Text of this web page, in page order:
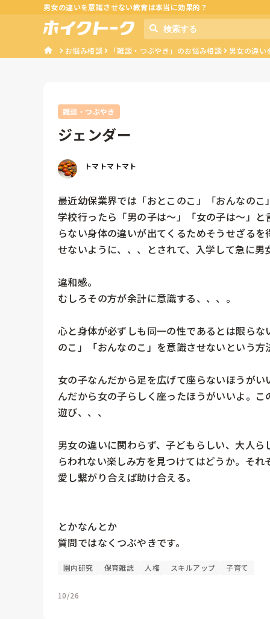
男女の違いを意識させない教育は本当に効果的？
お悩み相談 「雑談・つぶやき」のお悩み相談 男女の違い
雑談・つぶやき
ジェンダー
トマトマトマト
最近幼保業界では「おとこのこ」「おんなの
学校行ったら「男の子は～」「女の子は～」
らない身体の違いが出てくるためそうせざる
せないように、、、とされて、入学して急に男
違和感。
むしろその方が余計に意識する、、、。
心と身体が必ずしも同一の性であるとは限ら
のこ」「おんなのこ」を意識させないという
女の子なんだから足を広げて座らないほうが
んだから女の子らしく座ったほうがいいよ。
遊び、、、
男女の違いに関わらず、子どもらしい、大人
らわれない楽しみ方を見つけてはどうか。そ
愛し繋がり合えば助け合える。
とかなんとか
質問ではなくつぶやきです。
園内研究 保育雑誌 人権 スキルアップ 子育て
10/26